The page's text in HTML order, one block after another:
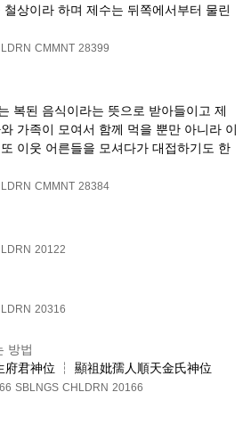
상이라 하며 제수는 뒤쪽에서부터 물린
CMMNT 28399
복된 음식이라는 뜻으로 받아들이고 제
가족이 모여서 함께 먹을 뿐만 아니라 이
이웃 어른들을 모셔다가 대접하기도 한
CMMNT 28384
20122
20316
방법
府君神位 ┆ 顯祖妣孺人順天金氏神位
SBLNGS CHLDRN 20166